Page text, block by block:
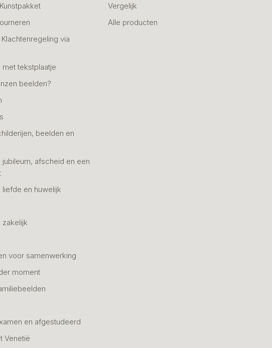
via
tekstplaatje
beelden?
beelden en
afscheid en een
en huwelijk
zakelijk
voor samenwerking
moment
en afgestudeerd
Venetië
Vergelijk
Alle producten